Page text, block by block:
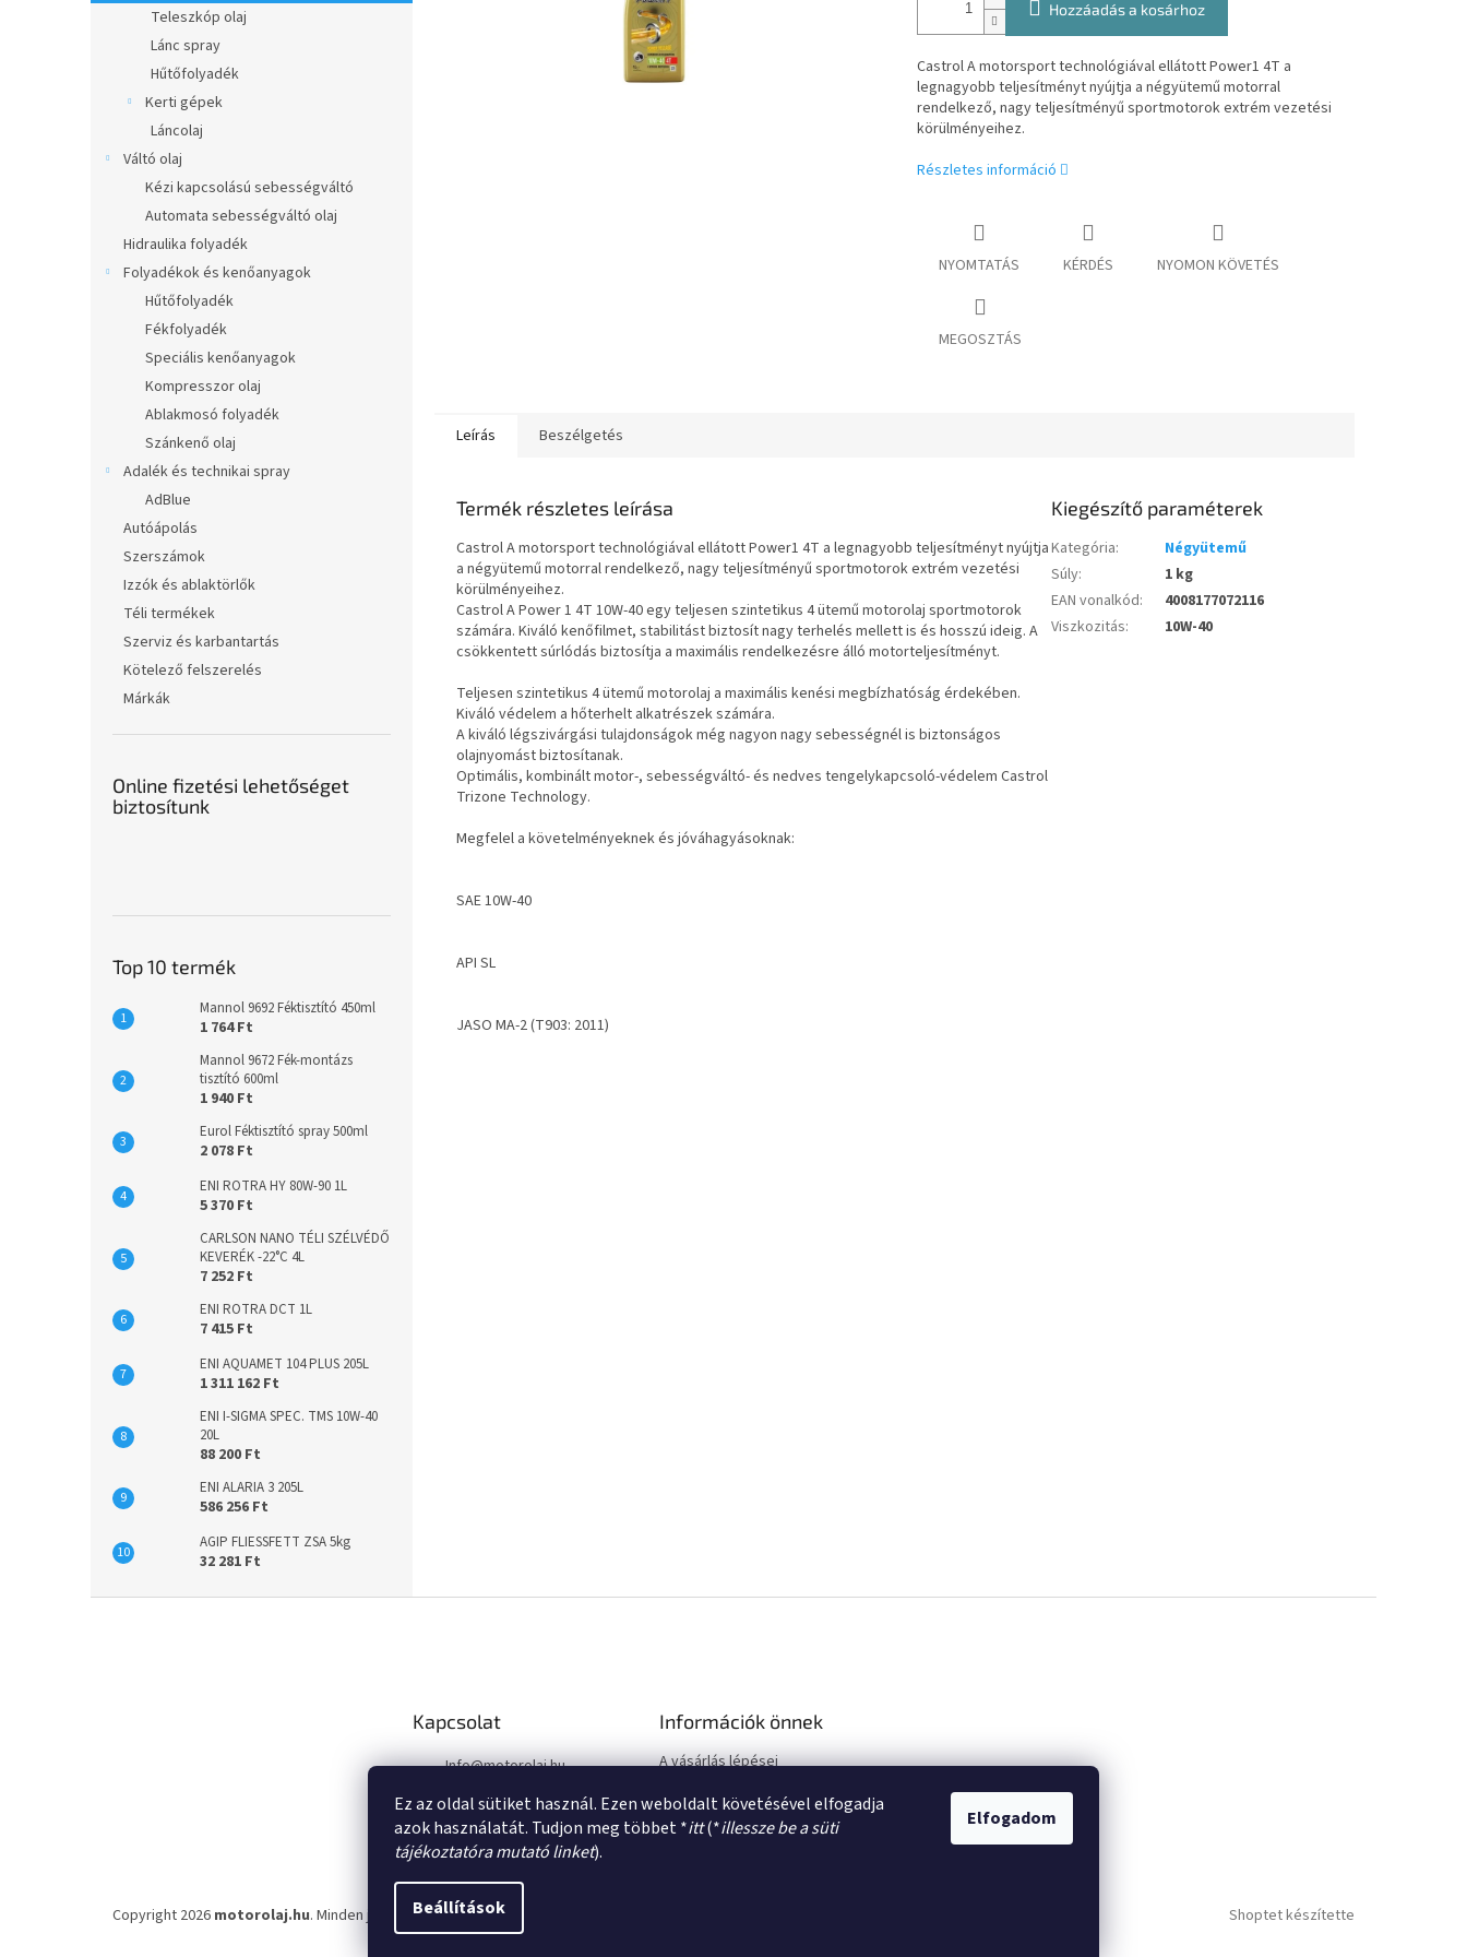
Ez az oldal sütiket használ. Ezen weboldalt követésével elfogadja
azok használatát. Tudjon meg többet *itt(*illessze be a süti
tájékoztatóra mutató linket).
Beállítások
Elfogadom
l
Teleszkóp olaj
Lánc spray
Hűtőfolyadék
Kerti gépek
Láncolaj
Váltó olaj
Kézi kapcsolású sebességváltó
Automata sebességváltó olaj
Hidraulika folyadék
Folyadékok és kenőanyagok
Hűtőfolyadék
Fékfolyadék
Speciális kenőanyagok
Kompresszor olaj
Ablakmosó folyadék
Szánkenő olaj
Adalék és technikai spray
AdBlue
Autóápolás
Szerszámok
Izzók és ablaktörlők
Téli termékek
Szerviz és karbantartás
Kötelező felszerelés
Márkák
Online fizetési lehetőséget
biztosítunk
Top 10 termék
Mannol 9692 Féktisztító 450ml
1 764 Ft
Mannol 9672 Fék-montázs
tisztító 600ml
1 940 Ft
Eurol Féktisztító spray 500ml
2 078 Ft
ENI ROTRA HY 80W-90 1L
5 370 Ft
CARLSON NANO TÉLI SZÉLVÉDŐ
KEVERÉK -22°C 4L
7 252 Ft
ENI ROTRA DCT 1L
7 415 Ft
ENI AQUAMET 104 PLUS 205L
1 311 162 Ft
ENI I-SIGMA SPEC. TMS 10W-40
20L
88 200 Ft
ENI ALARIA 3 205L
586 256 Ft
AGIP FLIESSFETT ZSA 5kg
32 281 Ft
Hozzáadás a kosárhoz
Castrol A motorsport technológiával ellátott Power1 4T a
legnagyobb teljesítményt nyújtja a négyütemű motorral
rendelkező, nagy teljesítményű sportmotorok extrém vezetési
körülményeihez.
Részletes információ
NYOMTATÁS KÉRDÉS NYOMON KÖVETÉS
MEGOSZTÁS
Leírás Beszélgetés
Termék részletes leírása
Castrol A motorsport technológiával ellátott Power1 4T a legnagyobb teljesítményt nyújtja
a négyütemű motorral rendelkező, nagy teljesítményű sportmotorok extrém vezetési
körülményeihez.
Castrol A Power 1 4T 10W-40 egy teljesen szintetikus 4 ütemű motorolaj sportmotorok
számára. Kiváló kenőfilmet, stabilitást biztosít nagy terhelés mellett is és hosszú ideig. A
csökkentett súrlódás biztosítja a maximális rendelkezésre álló motorteljesítményt.
Teljesen szintetikus 4 ütemű motorolaj a maximális kenési megbízhatóság érdekében.
Kiváló védelem a hőterhelt alkatrészek számára.
A kiváló légszivárgási tulajdonságok még nagyon nagy sebességnél is biztonságos
olajnyomást biztosítanak.
Optimális, kombinált motor-, sebességváltó- és nedves tengelykapcsoló-védelem Castrol
Trizone Technology.
Megfelel a követelményeknek és jóváhagyásoknak:
SAE 10W-40
API SL
JASO MA-2 (T903: 2011)
Kiegészítő paraméterek
Kategória:
Négyütemű
Súly:
1 kg
EAN vonalkód:
4008177072116
Viszkozitás: 10W-40
Kapcsolat
Info@motorolaj.hu
Információk önnek
A vásárlás lépései
Adatkezelési tájékoztató
Shoptet készítette
Copyright 2026 motorolaj.hu. Minden jog fenntartva.